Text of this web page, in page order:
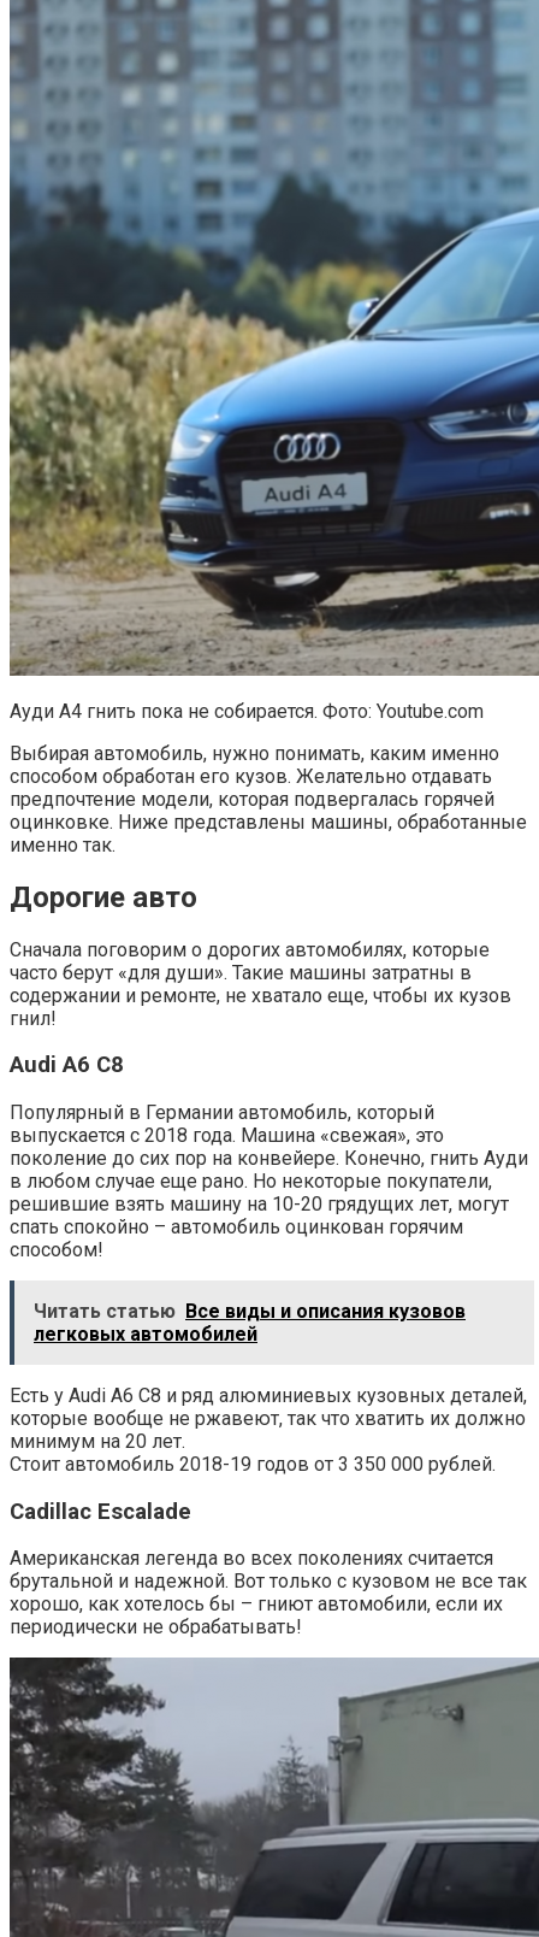
Ауди А4 гнить пока не собирается. Фото: Youtube.com
Выбирая автомобиль, нужно понимать, каким именно
способом обработан его кузов. Желательно отдавать
предпочтение модели, которая подвергалась горячей
оцинковке. Ниже представлены машины, обработанные
именно так.
Дорогие авто
Сначала поговорим о дорогих автомобилях, которые
часто берут «для души». Такие машины затратны в
содержании и ремонте, не хватало еще, чтобы их кузов
гнил!
Audi A6 C8
Популярный в Германии автомобиль, который
выпускается с 2018 года. Машина «свежая», это
поколение до сих пор на конвейере. Конечно, гнить Ауди
в любом случае еще рано. Но некоторые покупатели,
решившие взять машину на 10-20 грядущих лет, могут
спать спокойно – автомобиль оцинкован горячим
способом!
Читать статью Все виды и описания кузовов
легковых автомобилей
Есть у Audi A6 C8 и ряд алюминиевых кузовных деталей,
которые вообще не ржавеют, так что хватить их должно
минимум на 20 лет.
Стоит автомобиль 2018-19 годов от 3 350 000 рублей.
Cadillac Escalade
Американская легенда во всех поколениях считается
брутальной и надежной. Вот только с кузовом не все так
хорошо, как хотелось бы – гниют автомобили, если их
периодически не обрабатывать!